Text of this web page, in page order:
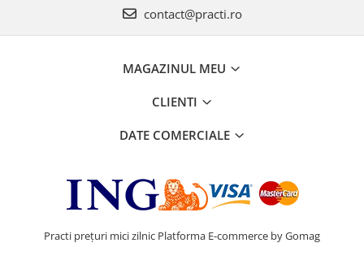
contact@practi.ro
MAGAZINUL MEU
CLIENTI
DATE COMERCIALE
Practi prețuri mici zilnic Platforma E-commerce by Gomag